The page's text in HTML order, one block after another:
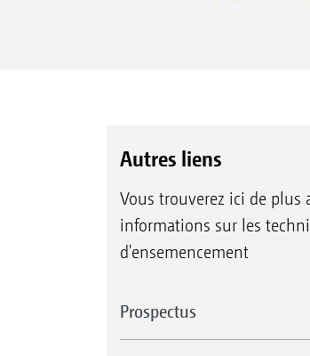
Autres liens
Vous trouverez ici de plus
informations sur les
d'ensemencement
Prospectus